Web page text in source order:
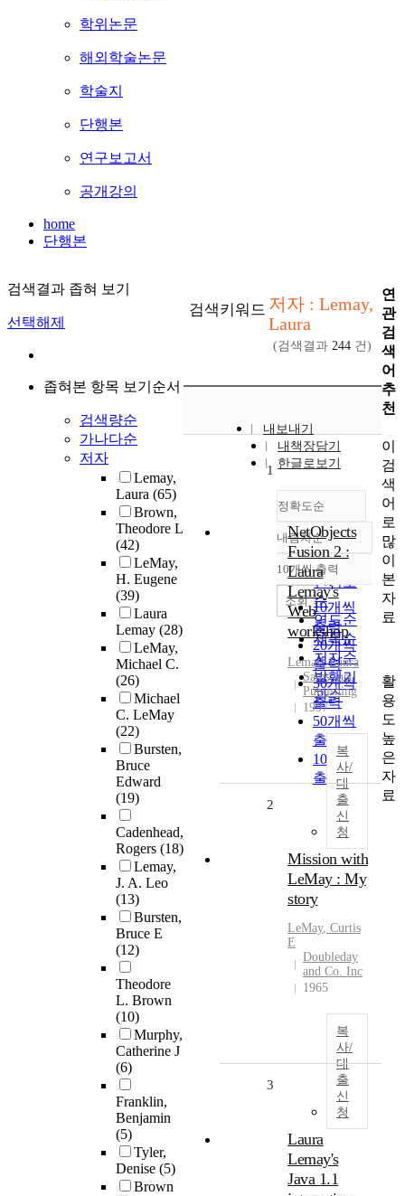
학위논문
해외학술논문
학술지
단행본
연구보고서
공개강의
home
단행본
검색결과 좁혀 보기
선택해제
좁혀본 항목 보기순서
검색량순
가나다순
저자
Lemay,
Laura (65)
Brown,
Theodore L
(42)
LeMay,
H. Eugene
(39)
Laura
Lemay (28)
LeMay,
Michael C.
(26)
Michael
C. LeMay
(22)
Bursten,
Bruce
Edward
(19)
Cadenhead,
Rogers (18)
Lemay,
J. A. Leo
(13)
Bursten,
Bruce E
(12)
Theodore
L. Brown
(10)
Murphy,
Catherine J
(6)
Franklin,
Benjamin
(5)
Tyler,
Denise (5)
Brown
검색키워드 저자 : Lemay,
Laura
(검색결과 244 건)
내보내기
내책장담기
한글로보기
정확도순
정확도
순
인기도
순
연도순
제목순
저자순
발행기
관순
내림차순
내림차순
10개씩 출력
10개씩
출력
20개씩
출력
30개씩
출력
50개씩
출력
100개씩
출력
조회
1
NetObjects
Fusion 2 :
Laura
Lemay's
Web
workshop
Lemay, Laura
Sams. net
Publishing
1997
복
사/
대
출
신
청
2
Mission with
LeMay : My
story
LeMay, Curtis
E
Doubleday
and Co. Inc
1965
복
사/
대
출
신
청
3
Laura
Lemay's
Java 1.1
연
관
검
색
어
추
천
이
검
색
어
로
많
이
본
자
료
활
용
도
높
은
자
료